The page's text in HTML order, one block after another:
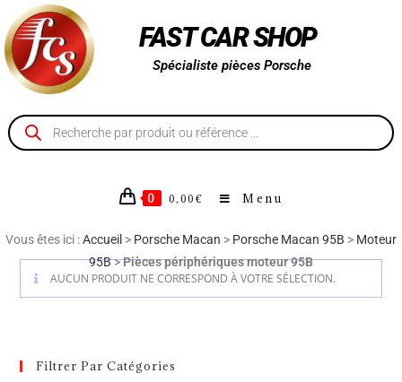
FAST CAR SHOP
Spécialiste pièces Porsche
0 0,00 € Menu
Vous êtes ici :Accueil > Porsche Macan > Porsche Macan 95B > Moteur
95B>Pièces périphériques moteur 95B
AUCUN PRODUIT NE CORRESPOND À VOTRE SÉLECTION.
Filtrer Par Catégories